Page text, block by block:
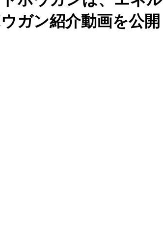
ガン紹介動画を公開